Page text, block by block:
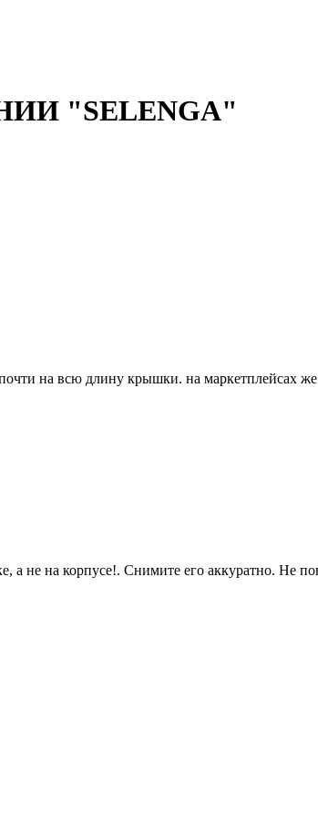
"SELENGA"
на всю длину крышки. на маркетплейсах
а не на корпусе!. Снимите его аккуратно. Не